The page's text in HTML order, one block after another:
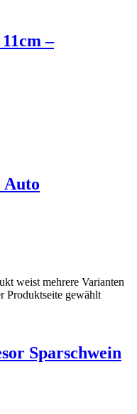
–
Auto
weist mehrere Varianten
Produktseite gewählt
Sparschwein